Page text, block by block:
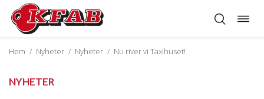
Hoppa
innehåll
Hem / Nyheter / Nyheter / Nu river vi Taxihuset!
NYHETER